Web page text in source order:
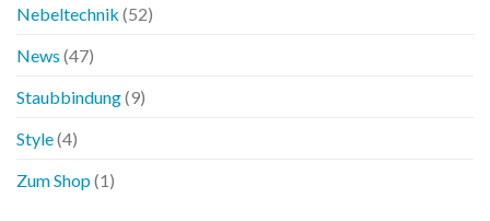
Nebeltechnik (52)
News (47)
Staubbindung(9)
Style(4)
Zum Shop(1)